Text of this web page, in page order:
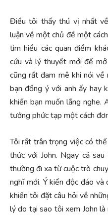
Điều tôi thấy thú vị nhất
luận về một chủ đề một
tìm hiểu các quan điểm
cứu và lý thuyết mới để mở
cũng rất đam mê khi nói về
bạn đồng ý với anh ấy hay
khiến bạn muốn lắng nghe.
tưởng phức tạp một cách
Tôi rất trân trọng việc có
thức với John. Ngay cả
thường đi xa từ cuộc trò
nghĩ mới. Ý kiến độc đáo và
khiến tôi đặt câu hỏi về
lý do tại sao tôi xem John